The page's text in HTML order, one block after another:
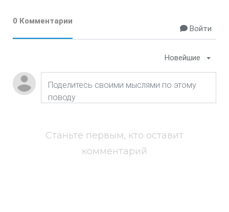
0 Комментарии
Войти
Новейшие
Станьте первым, кто оставит
комментарий